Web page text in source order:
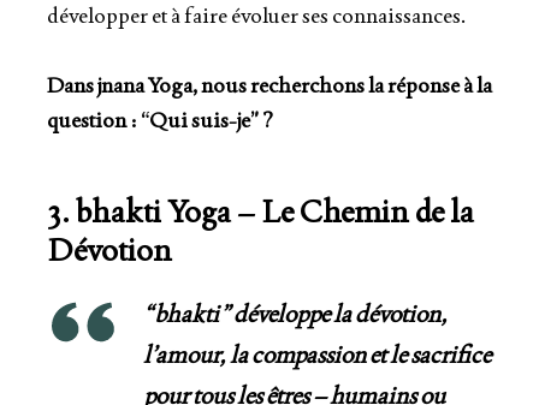
développer et à faire évoluer ses connaissances.
Dans jnana Yoga, nous recherchons la réponse à la
question : “Qui suis-je” ?
3. bhakti Yoga – Le Chemin de la
Dévotion
“bhakti” développe la dévotion,
l’amour, la compassion et le sacrifice
pour tous les êtres – humains ou